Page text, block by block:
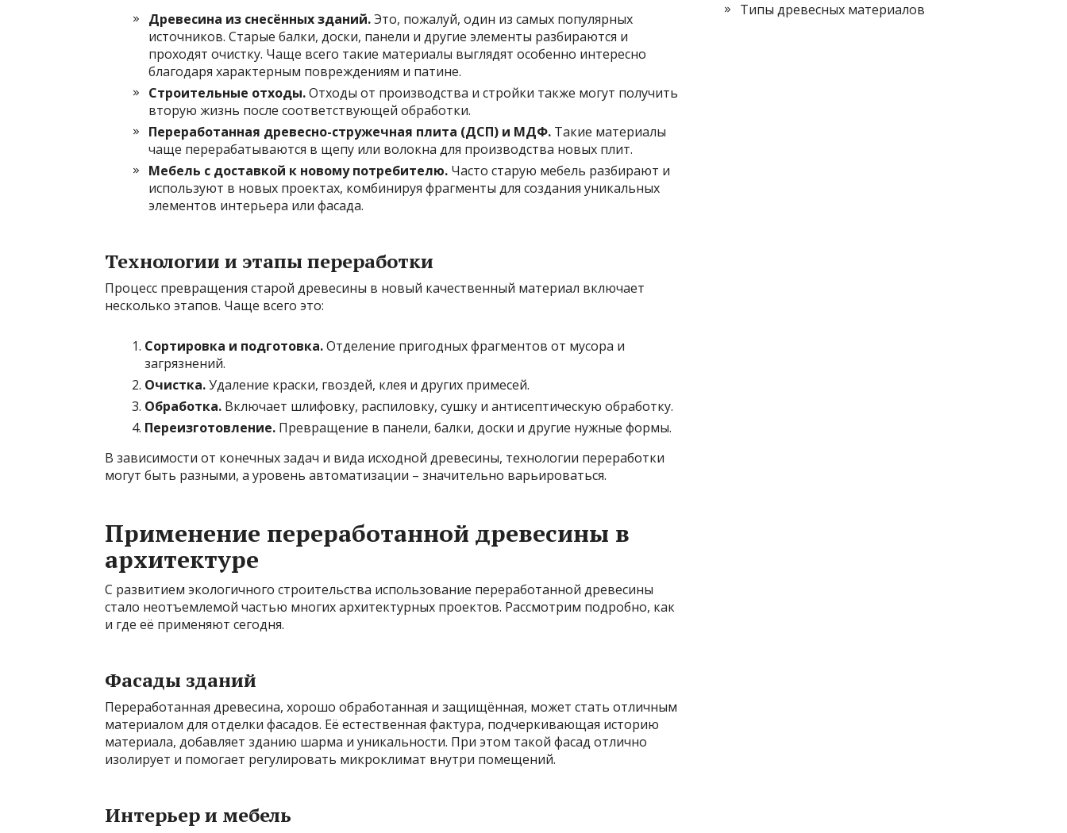
Древесина из снесённых зданий.Это, пожалуй, один из самых популярных
источников. Старые балки, доски, панели и другие элементы разбираются и
проходят очистку. Чаще всего такие материалы выглядят особенно интересно
благодаря характерным повреждениям и патине.
Строительные отходы.Отходы от производства и стройки также могут получить
вторую жизнь после соответствующей обработки.
Переработанная древесно-стружечная плита (ДСП) и МДФ. Такие материалы
чаще перерабатываются в щепу или волокна для производства новых плит.
Мебель с доставкой к новому потребителю. Часто старую мебель разбирают и
используют в новых проектах, комбинируя фрагменты для создания уникальных
элементов интерьера или фасада.
Технологии и этапы переработки
Процесс превращения старой древесины в новый качественный материал включает
несколько этапов. Чаще всего это:
Сортировка и подготовка.Отделение пригодных фрагментов от мусора и
загрязнений.
Очистка.Удаление краски, гвоздей, клея и других примесей.
Обработка. Включает шлифовку, распиловку, сушку и антисептическую обработку.
Переизготовление. Превращение в панели, балки, доски и другие нужные формы.
В зависимости от конечных задач и вида исходной древесины, технологии переработки
могут быть разными, а уровень автоматизации – значительно варьироваться.
Применение переработанной древесины в
архитектуре
С развитием экологичного строительства использование переработанной древесины
стало неотъемлемой частью многих архитектурных проектов. Рассмотрим подробно, как
и где её применяют сегодня.
Фасады зданий
Переработанная древесина, хорошо обработанная и защищённая, может стать отличным
материалом для отделки фасадов. Её естественная фактура, подчеркивающая историю
материала, добавляет зданию шарма и уникальности. При этом такой фасад отлично
изолирует и помогает регулировать микроклимат внутри помещений.
Интерьер и мебель
Типы древесных материалов